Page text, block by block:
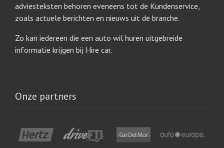
adviesteksten behoren eveneens tot de Kundenservice,
zoals actuele berichten en nieuws uit de branche.
Zo kan iedereen die een auto wil huren uitgebreide
informatie krijgen bij Hire car.
Onze partners